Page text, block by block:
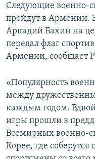
поиску
НАГОРНЫЙ КАРАБАХ
КУЛЬТУРА
СПОРТ
АРХИВ
Հայերեն
English
Русский
Все сайты Радио
Следующие военно-
пройдут в Армении.
Аркадий Бахин на
передал флаг
Армении, сообщает
«Популярность
между
каждым годом.
игры прошли в
Всемирных военно-
Корее, где